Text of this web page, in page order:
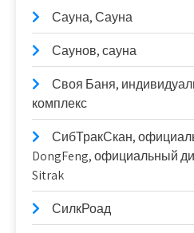
Сауна, Сауна
Саунов, сауна
Своя Баня,
комплекс
СибТракСкан,
DongFeng, официальный
Sitrak
СилкРоад